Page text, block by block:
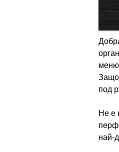
меню
под
Не е
най-